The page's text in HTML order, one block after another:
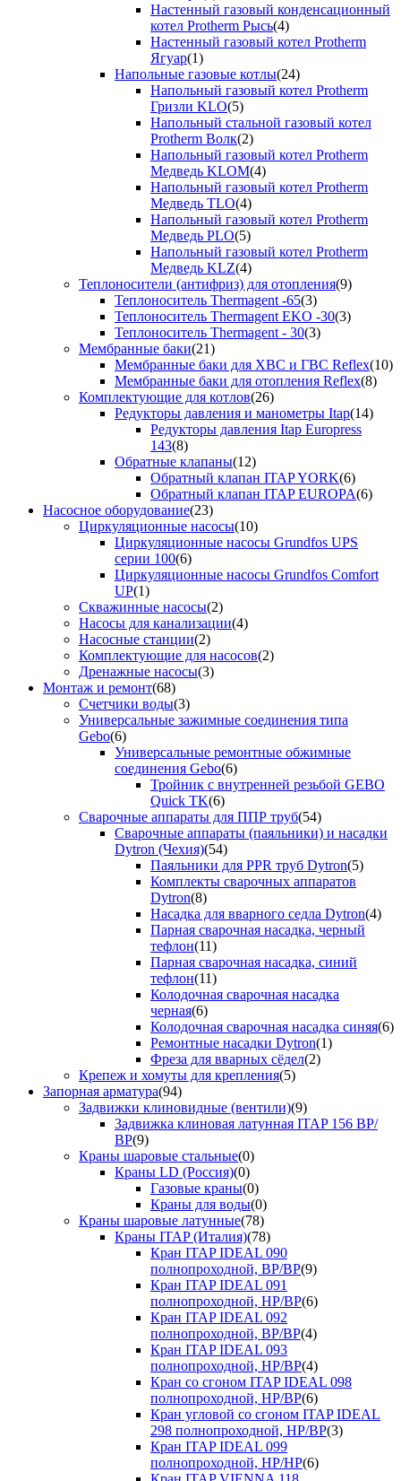
Настенный газовый конденсационный
котел Protherm Рысь(4)
Настенный газовый котел Protherm
Ягуар(1)
Напольные газовые котлы(24)
Напольный газовый котел Protherm
Гризли KLO(5)
Напольный стальной газовый котел
Protherm Волк(2)
Напольный газовый котел Protherm
Медведь KLOM(4)
Напольный газовый котел Protherm
Медведь TLO(4)
Напольный газовый котел Protherm
Медведь PLO(5)
Напольный газовый котел Protherm
Медведь KLZ(4)
Теплоносители (антифриз) для отопления(9)
Теплоноситель Thermagent -65(3)
Теплоноситель Thermagent EKO -30(3)
Теплоноситель Thermagent - 30(3)
Мембранные баки(21)
Мембранные баки для ХВС и ГВС Reflex(10)
Мембранные баки для отопления Reflex(8)
Комплектующие для котлов(26)
Редукторы давления и манометры Itap(14)
Редукторы давления Itap Europress
143(8)
Обратные клапаны(12)
Обратный клапан ITAP YORK(6)
Обратный клапан ITAP EUROPA(6)
Насосное оборудование(23)
Циркуляционные насосы(10)
Циркуляционные насосы Grundfos UPS
серии 100(6)
Циркуляционные насосы Grundfos Comfort
UP(1)
Скважинные насосы(2)
Насосы для канализации(4)
Насосные станции(2)
Комплектующие для насосов(2)
Дренажные насосы(3)
Монтаж и ремонт(68)
Счетчики воды(3)
Универсальные зажимные соединения типа
Gebo(6)
Универсальные ремонтные обжимные
соединения Gebo(6)
Тройник с внутренней резьбой GEBO
Quick TK(6)
Сварочные аппараты для ППР труб(54)
Сварочные аппараты (паяльники) и насадки
Dytron (Чехия)(54)
Паяльники для PPR труб Dytron(5)
Комплекты сварочных аппаратов
Dytron(8)
Насадка для вварного седла Dytron(4)
Парная сварочная насадка, черный
тефлон(11)
Парная сварочная насадка, синий
тефлон(11)
Колодочная сварочная насадка
черная(6)
Колодочная сварочная насадка синяя(6)
Ремонтные насадки Dytron(1)
Фреза для вварных сёдел(2)
Крепеж и хомуты для крепления(5)
Запорная арматура(94)
Задвижки клиновидные (вентили)(9)
Задвижка клиновая латунная ITAP 156 ВР/
ВР(9)
Краны шаровые стальные(0)
Краны LD (Россия)(0)
Газовые краны(0)
Краны для воды(0)
Краны шаровые латунные(78)
Краны ITAP (Италия)(78)
Кран ITAP IDEAL 090
полнопроходной, ВР/ВР(9)
Кран ITAP IDEAL 091
полнопроходной, НР/ВР(6)
Кран ITAP IDEAL 092
полнопроходной, ВР/ВР(4)
Кран ITAP IDEAL 093
полнопроходной, НР/ВР(4)
Кран со сгоном ITAP IDEAL 098
полнопроходной, НР/ВР(6)
Кран угловой со сгоном ITAP IDEAL
298 полнопроходной, НР/ВР(3)
Кран ITAP IDEAL 099
полнопроходной, НР/НР(6)